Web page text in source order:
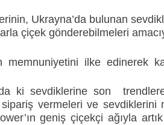
Ukrayna’da bulunan
çiçek gönderebilmeleri
ilke edinerek
ki sevdiklerine son
vermeleri ve sevdiklerini
geniş çiçekçi ağıyla